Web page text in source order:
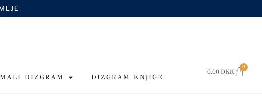
0,00 DKK
0
CART
MALI DIZGRAM DIZGRAM KNJIGE